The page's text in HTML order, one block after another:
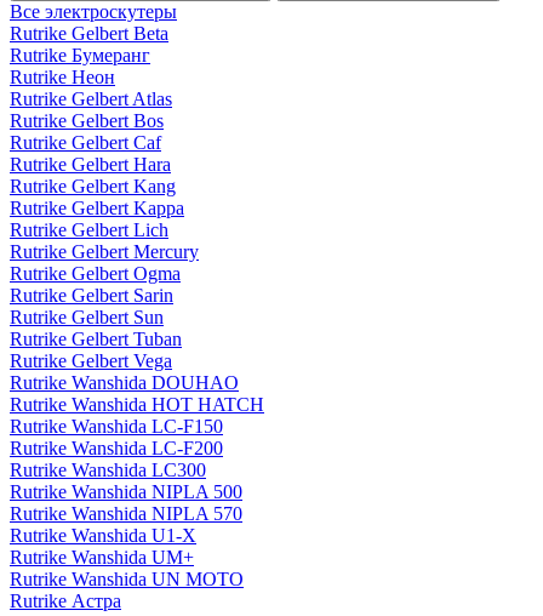
Все электро­скутеры
Rutrike Gelbert Beta
Rutrike Бумеранг
Rutrike Неон
Rutrike Gelbert Atlas
Rutrike Gelbert Bos
Rutrike Gelbert Caf
Rutrike Gelbert Hara
Rutrike Gelbert Kang
Rutrike Gelbert Kappa
Rutrike Gelbert Lich
Rutrike Gelbert Mercury
Rutrike Gelbert Ogma
Rutrike Gelbert Sarin
Rutrike Gelbert Sun
Rutrike Gelbert Tuban
Rutrike Gelbert Vega
Rutrike Wanshida DOUHAO
Rutrike Wanshida HOT HATCH
Rutrike Wanshida LC-F150
Rutrike Wanshida LC-F200
Rutrike Wanshida LC300
Rutrike Wanshida NIPLA 500
Rutrike Wanshida NIPLA 570
Rutrike Wanshida U1-X
Rutrike Wanshida UM+
Rutrike Wanshida UN MOTO
Rutrike Астра